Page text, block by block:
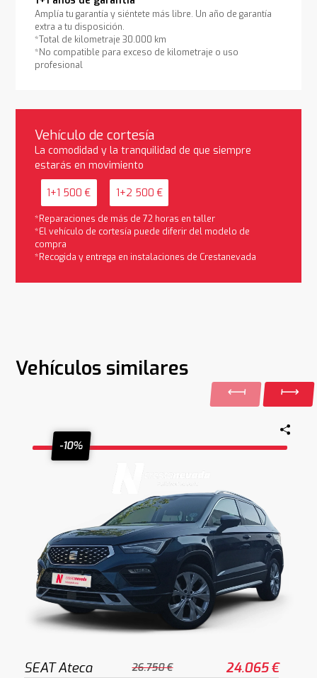
Amplía tu garantía y siéntete más libre. Un año de garantía
extra a tu disposición.
*Total de kilometraje 30.000 km
*No compatible para exceso de kilometraje o uso
profesional
Vehículo de cortesía
La comodidad y la tranquilidad de que siempre
estarás en movimiento
1+1 500 € 1+2 500 €
*Reparaciones de más de 72 horas en taller
*El vehículo de cortesía puede diferir del modelo de
compra
*Recogida y entrega en instalaciones de Crestanevada
Vehículos similares
-10%
SEAT Ateca 26.750 € 24.065 €